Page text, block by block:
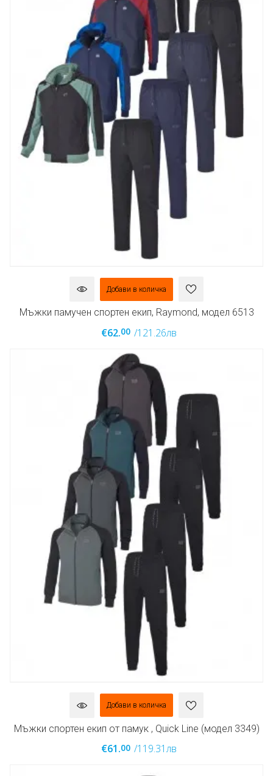
Добави в количка
Мъжки памучен спортен екип, Raymond, модел 6513
€62.00 /121.26лв
Добави в количка
Мъжки спортен екип от памук , Quick Line (модел 3349)
€61.00 /119.31лв